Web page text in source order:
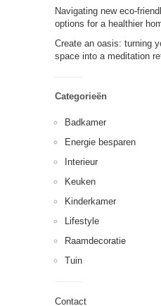
Navigating new eco-
options for a healthier
Create an oasis: turning
space into a meditation
Categorieën
Badkamer
Energie besparen
Interieur
Keuken
Kinderkamer
Lifestyle
Raamdecoratie
Tuin
Contact